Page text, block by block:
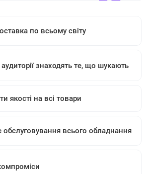
по всьому світу
знаходять те, що шукають
якості на всі товари
обслуговування всього обладнання